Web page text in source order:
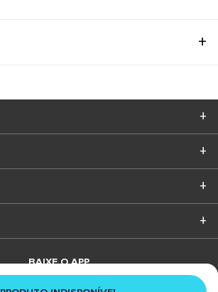
BAIXE O APP